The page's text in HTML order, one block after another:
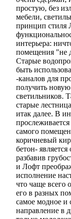
простую, без
мебели,
принцип стиля
интерьера:
помещения "не
Старые
быть
-каналов для
получить
светильников.
старые
итак далее. В
самого
коричневый
бетон-
разбавив
и Лофт
исполнение
что чаще всего
его в разных
самое модное и
направление в